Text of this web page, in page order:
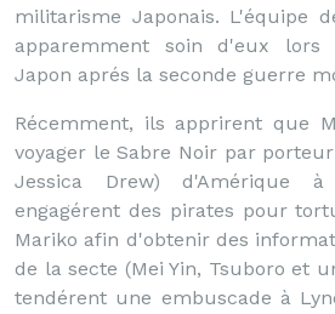
militarisme Japonais. L'équipe
apparemment soin d'eux lors
Japon aprés la seconde guerre
Récemment, ils apprirent que
voyager le Sabre Noir par
Jessica Drew) d'Amérique
engagérent des pirates pour
Mariko afin d'obtenir des
de la secte (Mei Yin, Tsuboro et
tendérent une embuscade à